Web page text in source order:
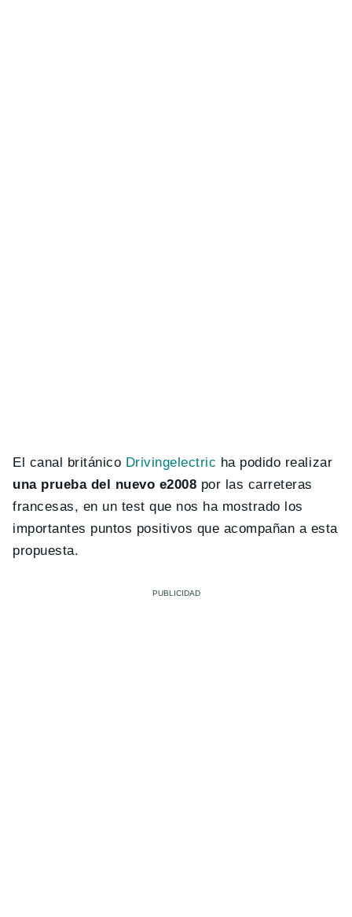
El canal británico Drivingelectric ha podido realizar
una prueba del nuevo e2008 por las carreteras
francesas, en un test que nos ha mostrado los
importantes puntos positivos que acompañan a esta
propuesta.